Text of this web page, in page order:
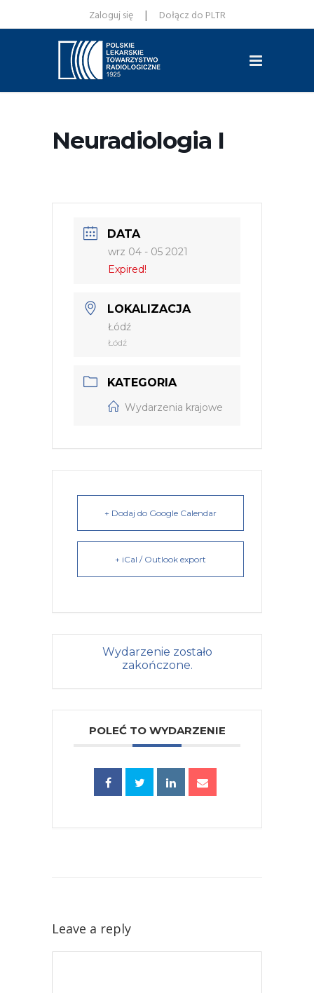
Zaloguj się | Dołącz do PLTR
Neuradiologia I
DATA
wrz 04 - 05 2021
Expired!
LOKALIZACJA
Łódź
Łódź
KATEGORIA
Wydarzenia krajowe
+ Dodaj do Google Calendar
+ iCal / Outlook export
Wydarzenie zostało
zakończone.
POLEĆ TO WYDARZENIE
Leave a reply